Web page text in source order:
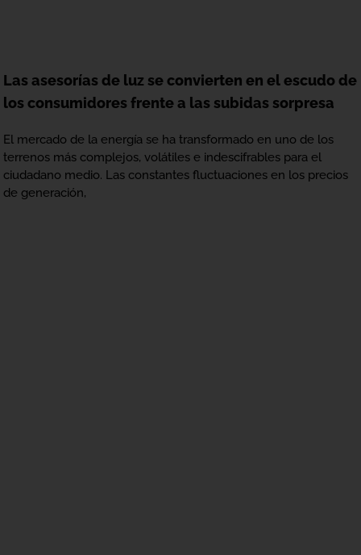
Las asesorías de luz se convierten en el escudo de
los consumidores frente a las subidas sorpresa
El mercado de la energía se ha transformado en uno de los
terrenos más complejos, volátiles e indescifrables para el
ciudadano medio. Las constantes fluctuaciones en los precios
de generación,